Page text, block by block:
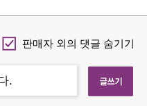
Checkbox
판매자 외의 댓글 숨기기